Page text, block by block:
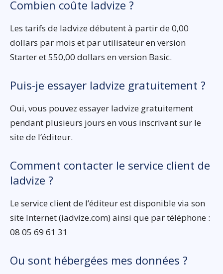
Combien coûte Iadvize ?
Les tarifs de Iadvize débutent à partir de 0,00
dollars par mois et par utilisateur en version
Starter et 550,00 dollars en version Basic.
Puis-je essayer Iadvize gratuitement ?
Oui, vous pouvez essayer Iadvize gratuitement
pendant plusieurs jours en vous inscrivant sur le
site de l’éditeur.
Comment contacter le service client de
Iadvize ?
Le service client de l’éditeur est disponible via son
site Internet (iadvize.com) ainsi que par téléphone :
08 05 69 61 31
Ou sont hébergées mes données ?